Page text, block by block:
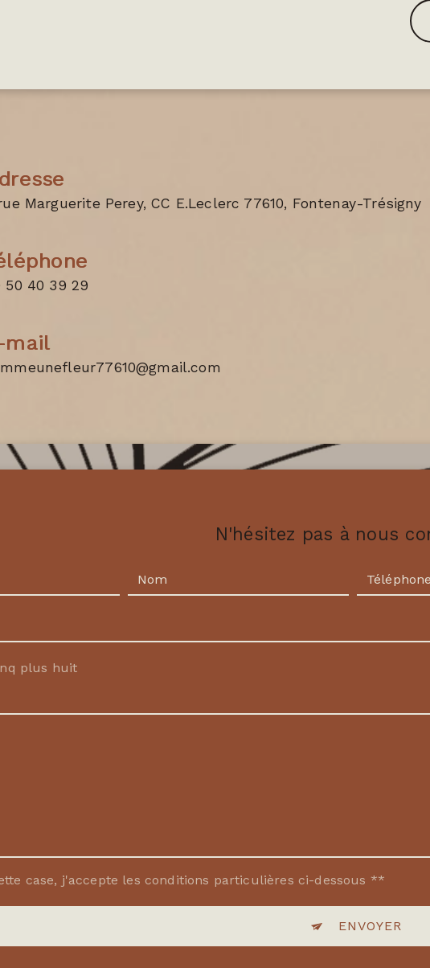
Marguerite Perey, CC E.Leclerc 77610, Fontenay-Trésigny
50 40 39 29
mail
N'hésitez pas à nous
plus huit
case, j'accepte les conditions particulières ci-dessous **
ENVOYER